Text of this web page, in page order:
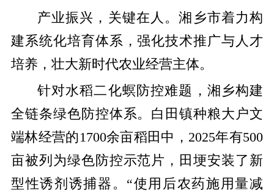
产业振兴，关键在人。湘乡市着力构
建系统化培育体系，强化技术推广与人才
培养，壮大新时代农业经营主体。
针对水稻二化螟防控难题，湘乡构建
全链条绿色防控体系。白田镇种粮大户文
端林经营的1700余亩稻田中， 2025年有500
亩被列为绿色防控示范片，田埂安装了新
型性诱剂诱捕器。 “使用后农药施用量减